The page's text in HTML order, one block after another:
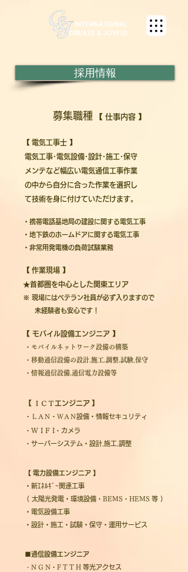
INTERNATIONAL
CREATE & JOYFUL
採用情報
募集職種 【 仕事内容 】
【 電気工事士 】
電気工事･電気設備･設計･施工･保守
メンテなど幅広い電気通信工事作業
の中から自分に合った作業を選択し
て技術を身に付けていただけます。
・携帯電話基地局の建設に関する電気工事
・地下鉄のホームドアに関する電気工事
・非常用発電機の負荷試験業務
【 作業現場 】
★首都圏を中心とした関東エリア
※ 現場にはベテラン社員が必ず入りますので
未経験者も安心です！
【 モバイル設備エンジニア 】
・モバイルネットワーク設備の構築
・移動通信設備の設計.施工.調整.試験.保守
・情報通信設備.通信電力設備等
【 ＩＣＴ エンジニア 】
・ＬＡＮ・ＷＡＮ設備・情報セキュリティ
・ Ｗ I F I ・ カメラ
・ サーバーシステム・設計.施工.調整
【 電力設備エンジニア 】
・新ｴﾈﾙｷﾞｰ関連工事
（ 太陽光発電・環境設備 ・BEMS・HEMS 等 ）
・電気設備工事
・設計・施工・試験・保守・運用サービス
■通信設備エンジニア
・ N G N・F T T H 等光アクセス